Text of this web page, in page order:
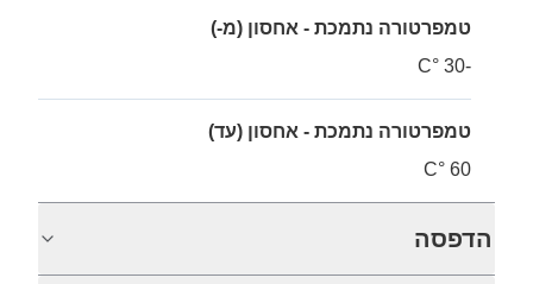
טמפרטורה נתמכת - אחסון (מ-)
-30 °C
טמפרטורה נתמכת - אחסון (עד)
60 °C
הדפסה